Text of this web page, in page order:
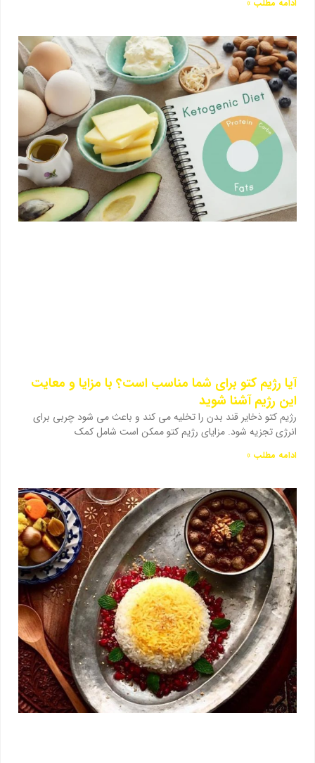
ادامه مطلب »
آیا رژیم کتو برای شما مناسب است؟ با مزایا و معایت
این رژیم آشنا شوید
رژیم کتو ذخایر قند بدن را تخلیه می کند و باعث می شود چربی برای
انرژی تجزیه شود. مزایای رژیم کتو ممکن است شامل کمک
ادامه مطلب »